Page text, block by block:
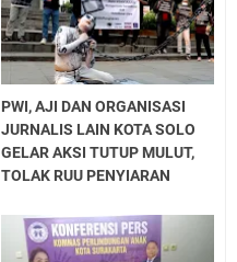
PWI, AJI DAN ORGANISASI
JURNALIS LAIN KOTA SOLO
GELAR AKSI TUTUP MULUT,
TOLAK RUU PENYIARAN